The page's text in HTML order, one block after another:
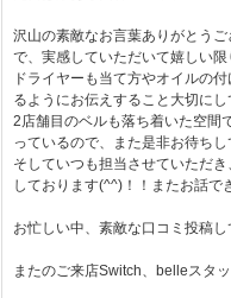
沢山の素敵なお言葉ありがとう
で、実感していただいて嬉しい限
ドライヤーも当て方やオイルの
るようにお伝えすること大切にし
2店舗目のベルも落ち着いた空間
っているので、また是非お待ち
そしていつも担当させていただ
しております(^^)！！またお話で
お忙しい中、素敵な口コミ投稿
またのご来店Switch、belleスタ